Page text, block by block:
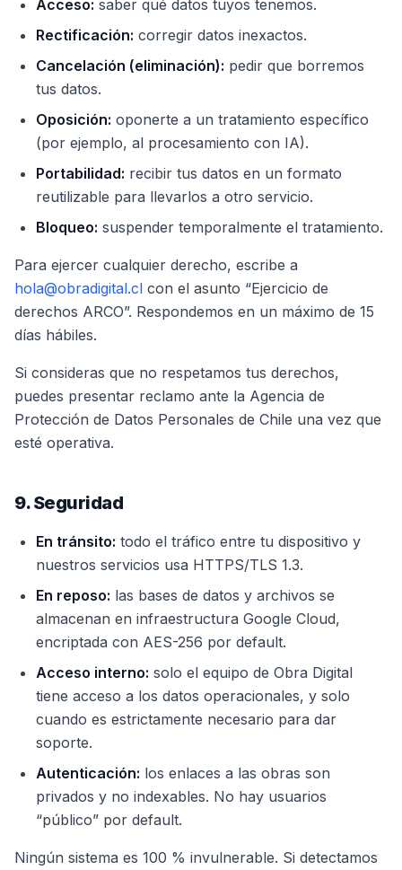
Acceso: saber qué datos tuyos tenemos.
Rectificación: corregir datos inexactos.
Cancelación (eliminación): pedir que borremos
tus datos.
Oposición: oponerte a un tratamiento específico
(por ejemplo, al procesamiento con IA).
Portabilidad: recibir tus datos en un formato
reutilizable para llevarlos a otro servicio.
Bloqueo: suspender temporalmente el tratamiento.
Para ejercer cualquier derecho, escribe a
hola@obradigital.cl con el asunto “Ejercicio de
derechos ARCO”. Respondemos en un máximo de 15
días hábiles.
Si consideras que no respetamos tus derechos,
puedes presentar reclamo ante la Agencia de
Protección de Datos Personales de Chile una vez que
esté operativa.
9. Seguridad
En tránsito: todo el tráfico entre tu dispositivo y
nuestros servicios usa HTTPS/TLS 1.3.
En reposo: las bases de datos y archivos se
almacenan en infraestructura Google Cloud,
encriptada con AES-256 por default.
Acceso interno: solo el equipo de Obra Digital
tiene acceso a los datos operacionales, y solo
cuando es estrictamente necesario para dar
soporte.
Autenticación: los enlaces a las obras son
privados y no indexables. No hay usuarios
“público” por default.
Ningún sistema es 100 % invulnerable. Si detectamos